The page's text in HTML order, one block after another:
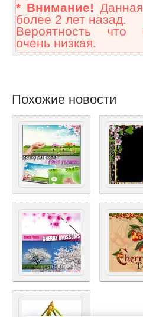
* Внимание!
более 2 лет назад.
Вероятность что
очень низкая.
Похожие новости